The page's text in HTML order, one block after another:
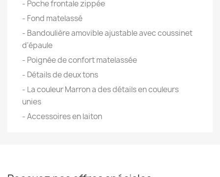
- Poche frontale zippée
- Fond matelassé
- Bandoulière amovible ajustable avec coussinet
d'épaule
- Poignée de confort matelassée
- Détails de deux tons
- La couleur Marron a des détails en couleurs
unies
- Accessoires en laiton